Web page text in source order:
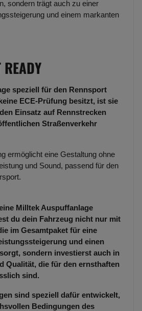
sondern trägt auch zu einer
und einem markanten
READY
speziell für den Rennsport
ECE-Prüfung besitzt, ist sie
Einsatz auf Rennstrecken
Straßenverkehr
ermöglicht eine Gestaltung ohne
und Sound, passend für den
Milltek Auspuffanlage
du dein Fahrzeug nicht nur mit
im Gesamtpaket für eine
und einen
sondern investierst auch in
Qualität, die für den ernsthaften
sind.
sind speziell dafür entwickelt,
Bedingungen des